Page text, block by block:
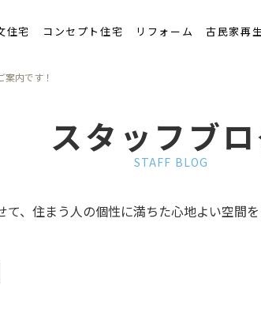
住宅
りの流れコンセプト住宅 リフォーム 古民家再
内です！
スタッフブ
STAFF BLOG
て、住まう人の個性に満ちた心地よい空間